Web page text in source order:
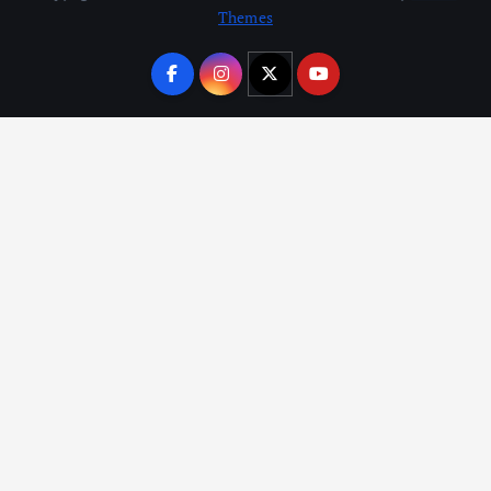
Themes